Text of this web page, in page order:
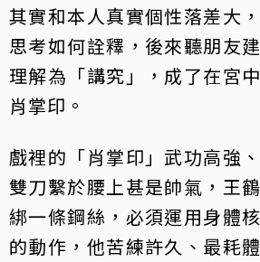
其實和本人真實個性落差大
思考如何詮釋，後來聽朋友
理解為「講究」，成了在宮
肖掌印。
戲裡的「肖掌印」武功高強
雙刀繫於腰上甚是帥氣，王
綁一條鋼絲，必須運用身體
的動作，他苦練許久、最耗